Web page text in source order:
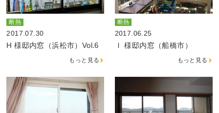
断熱
2017.07.30
H 様邸内窓（浜松市）Vol.6
もっと見る
断熱
2017.06.25
Ｉ 様邸内窓（船橋市）
もっと見る